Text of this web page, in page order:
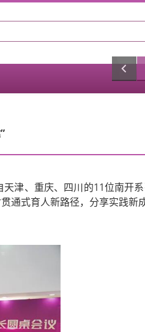
津、重庆、四川的11位南开
通式育人新路径，分享实践新成